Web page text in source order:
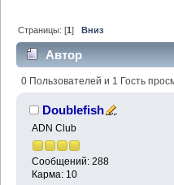
Страницы: [1]Вниз
Автор
0 Пользователей и 1 Гость
Doublefish
ADN Club
Сообщений: 288
Карма: 10